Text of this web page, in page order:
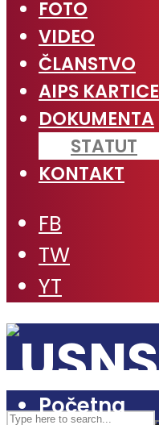
FOTO
VIDEO
ČLANSTVO
AIPS KARTICE
DOKUMENTA
STATUT
KONTAKT
FB
TW
YT
Početna